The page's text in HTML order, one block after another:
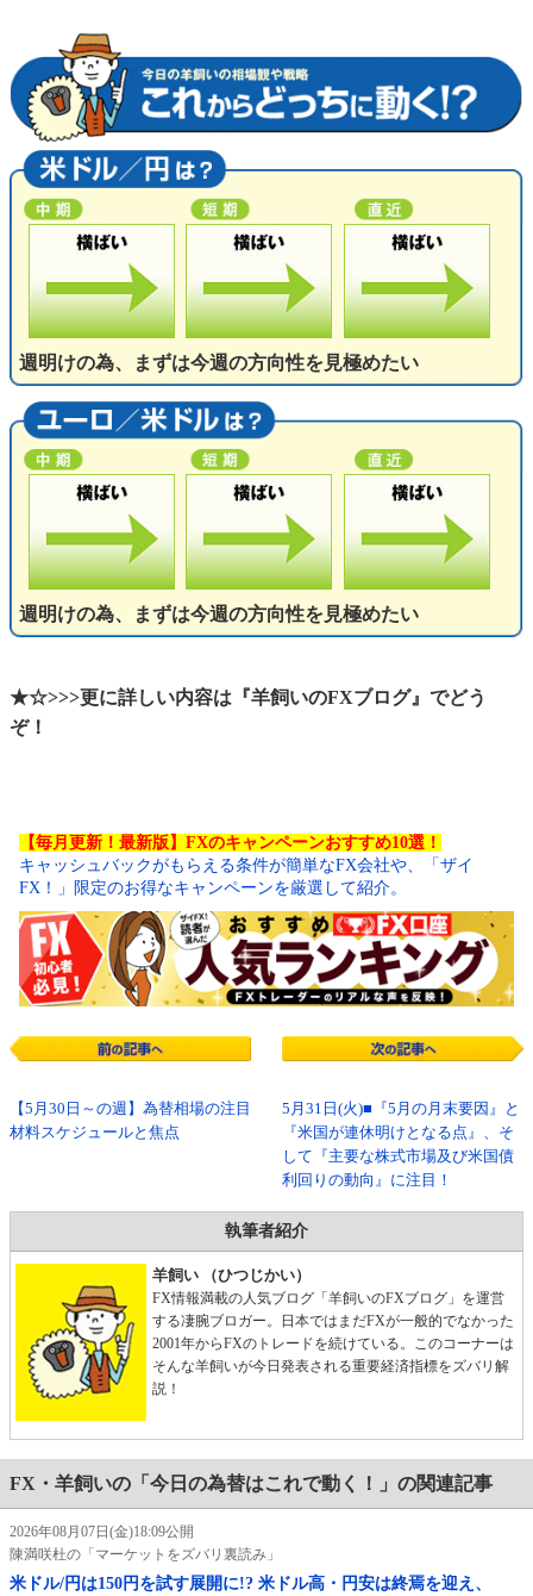
週明けの為、まずは今週の方向性を見極めたい
週明けの為、まずは今週の方向性を見極めたい
★☆>>>更に詳しい内容は『羊飼いのFXブログ』でどう
ぞ！
【毎月更新！最新版】FXのキャンペーンおすすめ10選！
キャッシュバックがもらえる条件が簡単なFX会社や、「ザイ
FX！」限定のお得なキャンペーンを厳選して紹介。
【5月30日～の週】為替相場の注目
材料スケジュールと焦点
5月31日(火)■『5月の月末要因』と
『米国が連休明けとなる点』、そ
して『主要な株式市場及び米国債
利回りの動向』に注目！
執筆者紹介
羊飼い （ひつじかい）
FX情報満載の人気ブログ「羊飼いのFXブログ」を運営
する凄腕ブロガー。日本ではまだFXが一般的でなかった
2001年からFXのトレードを続けている。このコーナーは
そんな羊飼いが今日発表される重要経済指標をズバリ解
説！
FX・羊飼いの「今日の為替はこれで動く！」の関連記事
2026年08月07日(金)18:09公開
陳満咲杜の「マーケットをズバリ裏読み」
米ドル/円は150円を試す展開に!? 米ドル高・円安は終焉を迎え、